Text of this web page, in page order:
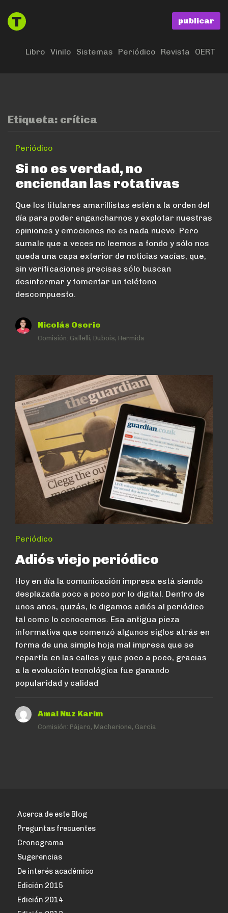
publicar
Libro Vinilo Sistemas Periódico Revista OERT
Etiqueta: crítica
Periódico
Si no es verdad, no
enciendan las rotativas
Que los titulares amarillistas estén a la orden del
día para poder engancharnos y explotar nuestras
opiniones y emociones no es nada nuevo. Pero
sumale que a veces no leemos a fondo y sólo nos
queda una capa exterior de noticias vacías, que,
sin verificaciones precisas sólo buscan
desinformar y fomentar un teléfono
descompuesto.
Nicolás Osorio
Comisión: Gallelli, Dubois, Hermida
Periódico
Adiós viejo periódico
Hoy en día la comunicación impresa está siendo
desplazada poco a poco por lo digital. Dentro de
unos años, quizás, le digamos adiós al periódico
tal como lo conocemos. Esa antigua pieza
informativa que comenzó algunos siglos atrás en
forma de una simple hoja mal impresa que se
repartía en las calles y que poco a poco, gracias
a la evolución tecnológica fue ganando
popularidad y calidad
Amal Nuz Karim
Comisión: Pájaro, Macherione, García
Acerca de este Blog
Preguntas frecuentes
Cronograma
Sugerencias
De interés académico
Edición 2015
Edición 2014